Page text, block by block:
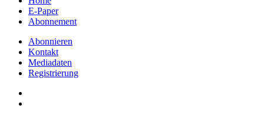
E-Paper
Abonnement
Abonnieren
Kontakt
Mediadaten
Registrierung